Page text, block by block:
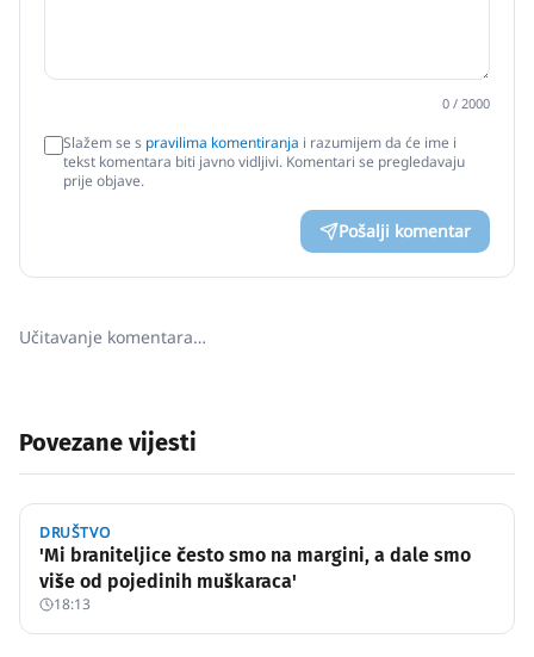
0 / 2000
Slažem se s pravilima komentiranja i razumijem da će ime i
tekst komentara biti javno vidljivi. Komentari se pregledavaju
prije objave.
Pošalji komentar
Učitavanje komentara…
Povezane vijesti
DRUŠTVO
'Mi braniteljice često smo na margini, a dale smo
više od pojedinih muškaraca'
18:13